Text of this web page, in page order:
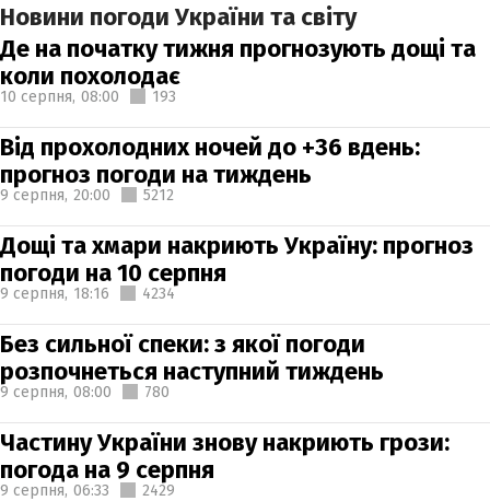
Новини погоди України та світу
Де на початку тижня прогнозують дощі та
коли похолодає
10 серпня, 08:00 193
Від прохолодних ночей до +36 вдень:
прогноз погоди на тиждень
9 серпня, 20:00 5212
Дощі та хмари накриють Україну: прогноз
погоди на 10 серпня
9 серпня, 18:16 4234
Без сильної спеки: з якої погоди
розпочнеться наступний тиждень
9 серпня, 08:00 780
Частину України знову накриють грози:
погода на 9 серпня
9 серпня, 06:33 2429